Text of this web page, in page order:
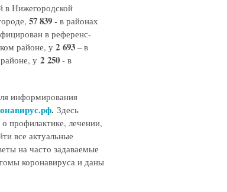
в Нижегородской
57 839 - в районах
в референс-
районе, у 2 693 – в
у 2 250 - в
информирования
. Здесь
профилактике, лечении,
все актуальные
на часто задаваемые
коронавируса и даны